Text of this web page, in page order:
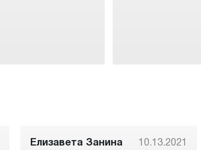
Елизавета Занина 10.13.2021